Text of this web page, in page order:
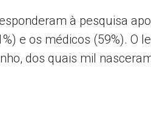
à pesquisa
e os médicos (59%). O
dos quais mil